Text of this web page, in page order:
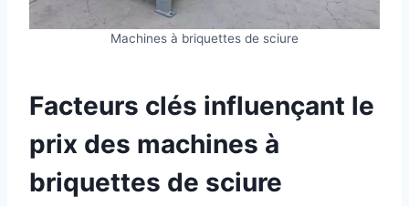
Machines à briquettes de sciure
Facteurs clés influençant le
prix des machines à
briquettes de sciure